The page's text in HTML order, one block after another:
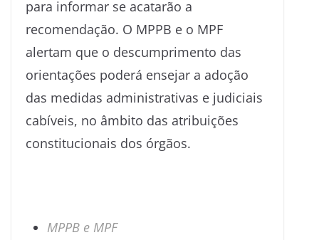
para informar se acatarão a
recomendação. O MPPB e o MPF
alertam que o descumprimento das
orientações poderá ensejar a adoção
das medidas administrativas e judiciais
cabíveis, no âmbito das atribuições
constitucionais dos órgãos.
MPPB e MPF